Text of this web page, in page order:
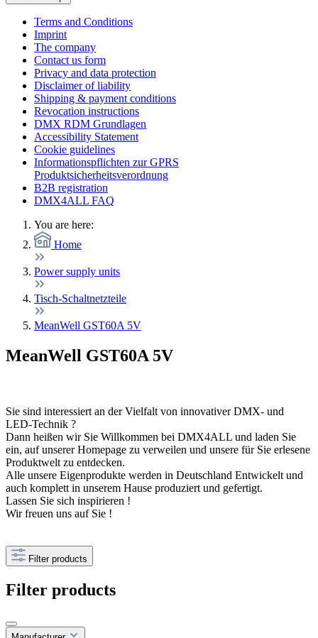
Terms and Conditions
Imprint
The company
Contact us form
Privacy and data protection
Disclaimer of liability
Shipping & payment conditions
Revocation instructions
DMX RDM Grundlagen
Accessibility Statement
Cookie guidelines
Informationspflichten zur GPRS
Produktsicherheitsverordnung
B2B registration
DMX4ALL FAQ
You are here:
Home
Power supply units
Tisch-Schaltnetzteile
MeanWell GST60A 5V
MeanWell GST60A 5V
Sie sind interessiert an der Vielfalt von innovativer DMX- und
LED-Technik ?
Dann heißen wir Sie Willkommen bei DMX4ALL und laden Sie
ein, auf unserer Homepage zu verweilen und unsere für Sie erlesene
Produktwelt zu entdecken.
Alle unsere Eigenprodukte werden in Deutschland Entwickelt und
auch komplett in unserem Hause produziert und gefertigt.
Lassen Sie sich inspirieren !
Wir freuen uns auf Sie !
Filter products
Filter products